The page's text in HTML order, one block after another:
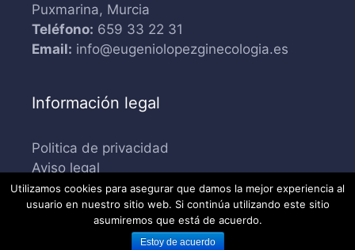
Puxmarina, Murcia
Teléfono: 659 33 22 31
Email: info@eugeniolopezginecologia.es
Información legal
Politica de privacidad
Aviso legal
© 2026 Eugenio López Ginecológia. Desarrollada por
Sonoma
Utilizamos cookies para asegurar que damos la mejor experiencia al
usuario en nuestro sitio web. Si continúa utilizando este sitio
asumiremos que está de acuerdo.
Estoy de acuerdo